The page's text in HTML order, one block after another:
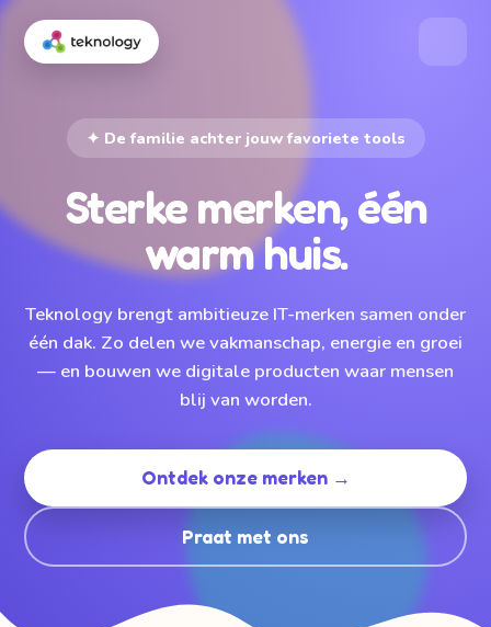
✦ De familie achter jouw favoriete tools
Sterke merken, één
warm huis.
Teknology brengt ambitieuze IT-merken samen onder
één dak. Zo delen we vakmanschap, energie en groei
— en bouwen we digitale producten waar mensen
blij van worden.
Ontdek onze merken →
Praat met ons